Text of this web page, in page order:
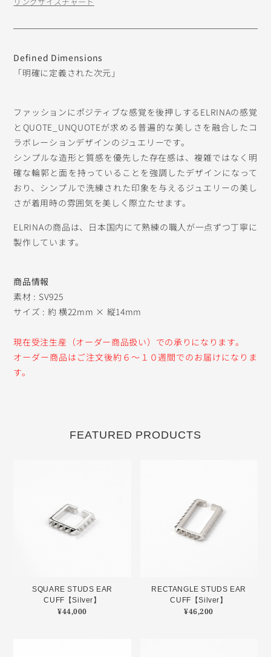
Defined Dimensions
「明確に定義された次元」
ファッションにポジティブな感覚を後押しするELRINAの感覚
とQUOTE_UNQUOTEが求める普遍的な美しさを融合したコ
ラボレーションデザインのジュエリーです。
シンプルな造形と質感を優先した存在感は、複雑ではなく明
確な輪郭と面を持っていることを強調したデザインになって
おり、シンプルで洗練された印象を与えるジュエリーの美し
さが着用時の雰囲気を美しく際立たせます。
ELRINAの商品は、日本国内にて熟練の職人が一点ずつ丁寧に
製作しています。
商品情報
素材 : SV925
サイズ : 約 横22mm × 縦14mm
現在受注生産（オーダー商品扱い）での承りになります。
オーダー商品はご注文後約６〜１０週間でのお届けになりま
す。
FEATURED PRODUCTS
SQUARE STUDS EAR
CUFF【Silver】
¥44,000
RECTANGLE STUDS EAR
CUFF【Silver】
¥46,200